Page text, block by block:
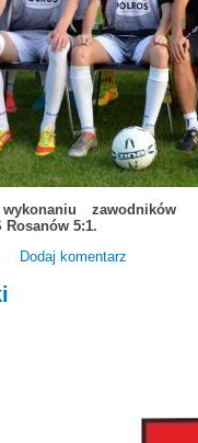
zawodników
5:1.
Dodaj komentarz